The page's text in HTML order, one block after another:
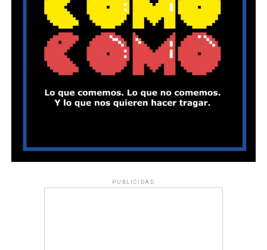
PUBLICIDAD